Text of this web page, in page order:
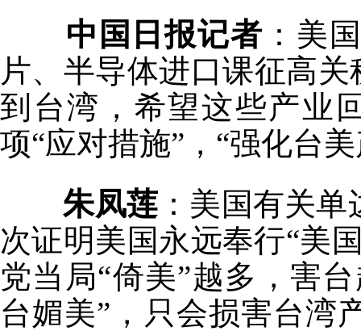
中国日报记者 ：美
片、半导体进口课征高
到台湾，希望这些产业
项“应对措施”，“强化台
朱凤莲：美国有关单
次证明美国永远奉行“美
党当局“倚美”越多，害
台媚美”，只会损害台湾